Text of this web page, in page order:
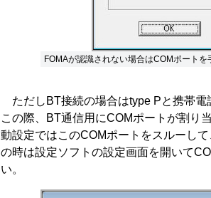
FOMAが認識されない場合はCOMポートを
ただしBT接続の場合はtype Pと携帯電
この際、BT通信用にCOMポートが割り
動設定ではこのCOMポートをスルーし
の時は設定ソフトの設定画面を開いて
い。